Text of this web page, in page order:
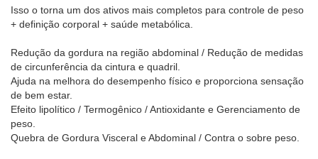
Isso o torna um dos ativos mais completos para controle de peso
+ definição corporal + saúde metabólica.
Redução da gordura na região abdominal / Redução de medidas
de circunferência da cintura e quadril.
Ajuda na melhora do desempenho físico e proporciona sensação
de bem estar.
Efeito lipolítico / Termogênico / Antioxidante e Gerenciamento de
peso.
Quebra de Gordura Visceral e Abdominal / Contra o sobre peso.